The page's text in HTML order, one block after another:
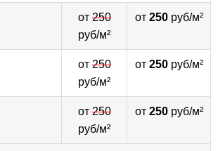
от250
руб/м²
от 250руб/м²
от250
руб/м²
от 250руб/м²
от250
руб/м²
от 250руб/м²